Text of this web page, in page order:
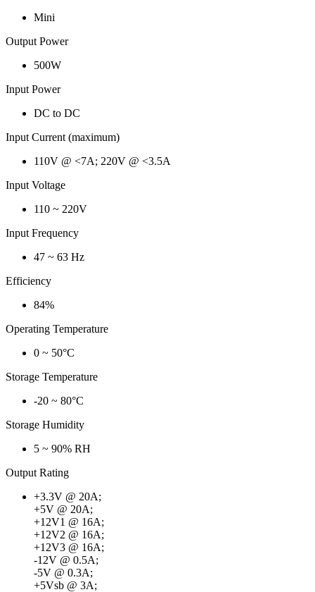
Mini
Output Power
500W
Input Power
DC to DC
Input Current (maximum)
110V @ <7A; 220V @ <3.5A
Input Voltage
110 ~ 220V
Input Frequency
47 ~ 63 Hz
Efficiency
84%
Operating Temperature
0 ~ 50°C
Storage Temperature
-20 ~ 80°C
Storage Humidity
5 ~ 90% RH
Output Rating
+3.3V @ 20A;
+5V @ 20A;
+12V1 @ 16A;
+12V2 @ 16A;
+12V3 @ 16A;
-12V @ 0.5A;
-5V @ 0.3A;
+5Vsb @ 3A;